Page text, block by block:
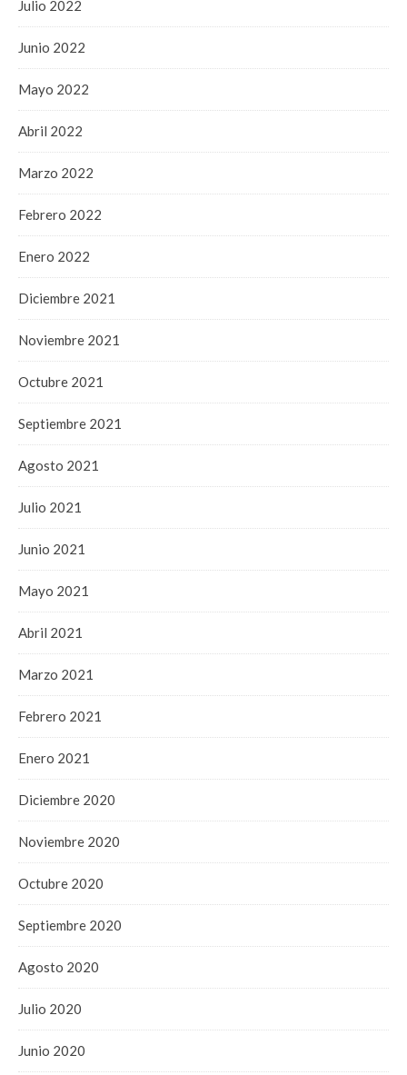
Julio 2022
Junio 2022
Mayo 2022
Abril 2022
Marzo 2022
Febrero 2022
Enero 2022
Diciembre 2021
Noviembre 2021
Octubre 2021
Septiembre 2021
Agosto 2021
Julio 2021
Junio 2021
Mayo 2021
Abril 2021
Marzo 2021
Febrero 2021
Enero 2021
Diciembre 2020
Noviembre 2020
Octubre 2020
Septiembre 2020
Agosto 2020
Julio 2020
Junio 2020